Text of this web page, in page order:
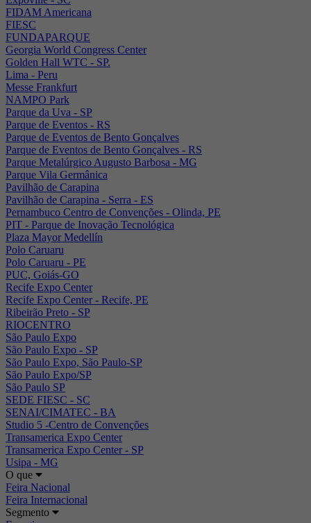
FIDAM Americana
FIESC
FUNDAPARQUE
Georgia World Congress Center
Golden Hall WTC - SP.
Lima - Peru
Messe Frankfurt
NAMPO Park
Parque da Uva - SP
Parque de Eventos - RS
Parque de Eventos de Bento Gonçalves
Parque de Eventos de Bento Gonçalves - RS
Parque Metalúrgico Augusto Barbosa - MG
Parque Vila Germânica
Pavilhão de Carapina
Pavilhão de Carapina - Serra - ES
Pernambuco Centro de Convenções - Olinda, PE
PIT - Parque de Inovação Tecnológica
Plaza Mayor Medellín
Polo Caruaru
Polo Caruaru - PE
PUC, Goiás-GO
Recife Expo Center
Recife Expo Center - Recife, PE
Ribeirão Preto - SP
RIOCENTRO
São Paulo Expo
São Paulo Expo - SP
São Paulo Expo, São Paulo-SP
São Paulo Expo/SP
São Paulo SP
SEDE FIESC - SC
SENAI/CIMATEC - BA
Studio 5 -Centro de Convenções
Transamerica Expo Center
Transamerica Expo Center - SP
Usipa - MG
O que
Feira Nacional
Feira Internacional
Segmento